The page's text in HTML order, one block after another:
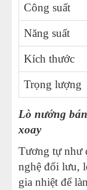
Công suất
Năng suất
Kích thước
Trọng lượng
Lò nướng
xoay
Tương tự như
nghệ đối lưu,
gia nhiệt để